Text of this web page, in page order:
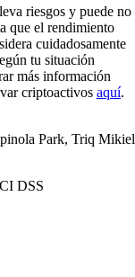
riesgos y puede no
que el rendimiento
cuidadosamente
tu situación
más información
criptoactivos aquí.
Park, Triq Mikiel